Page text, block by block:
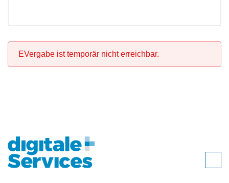
EVergabe ist temporär nicht erreichbar.